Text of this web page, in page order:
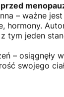
– ważne
hormony.
tym jeden
– osiągnęły
swojego